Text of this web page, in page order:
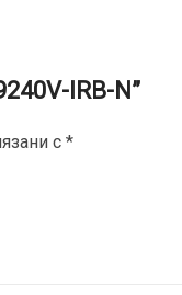
IRB-N”
с *